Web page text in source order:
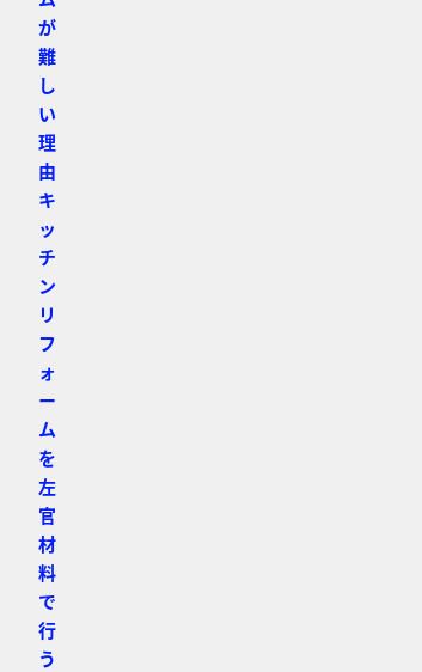
が
難
し
い
理
由
キ
ッ
チ
ン
リ
フ
ォ
ー
ム
を
左
官
材
料
で
行
う